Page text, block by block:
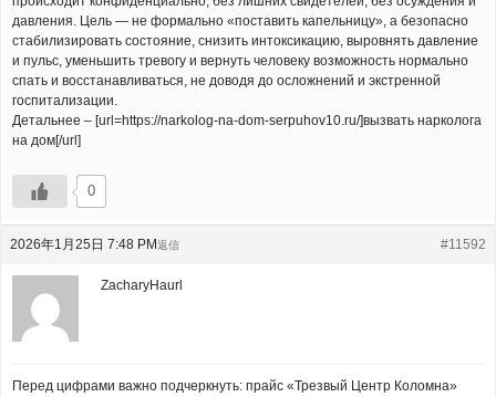
давления. Цель — не формально «поставить капельницу», а безопасно
стабилизировать состояние, снизить интоксикацию, выровнять давление
и пульс, уменьшить тревогу и вернуть человеку возможность нормально
спать и восстанавливаться, не доводя до осложнений и экстренной
госпитализации.
Детальнее – [url=https://narkolog-na-dom-serpuhov10.ru/]вызвать нарколога
на дом[/url]
0
2026年1月25日 7:48 PM #11592
返信
ZacharyHaurl
Перед цифрами важно подчеркнуть: прайс «Трезвый Центр Коломна»